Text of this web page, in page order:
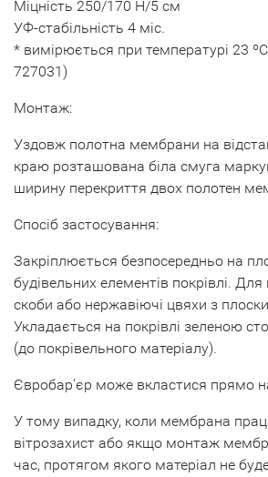
Міцність 250/170 Н/5 см
УФ-стабільність 4 міс.
* вимірюється при температурі 23
727031)
Монтаж:
Уздовж полотна мембрани на
краю розташована біла смуга
ширину перекриття двох полотен
Спосіб застосування:
Закріплюється безпосередньо на
будівельних елементів покрівлі.
скоби або нержавіючі цвяхи з
Укладається на покрівлі зеленою
(до покрівельного матеріалу).
Євробар'єр може вкластися прямо
У тому випадку, коли мембрана
вітрозахист або якщо монтаж
час, протягом якого матеріал не